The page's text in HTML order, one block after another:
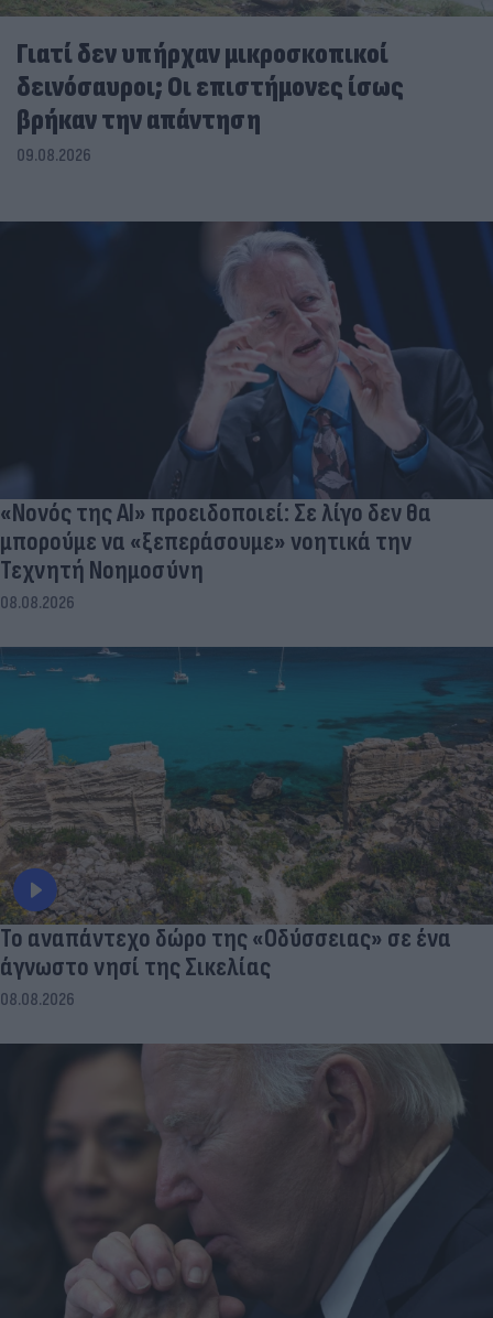
Γιατί δεν υπήρχαν μικροσκοπικοί
δεινόσαυροι; Οι επιστήμονες ίσως
βρήκαν την απάντηση
09.08.2026
«Νονός της AI» προειδοποιεί: Σε λίγο δεν θα
μπορούμε να «ξεπεράσουμε» νοητικά την
Τεχνητή Νοημοσύνη
08.08.2026
To αναπάντεχο δώρο της «Οδύσσειας» σε ένα
άγνωστο νησί της Σικελίας
08.08.2026